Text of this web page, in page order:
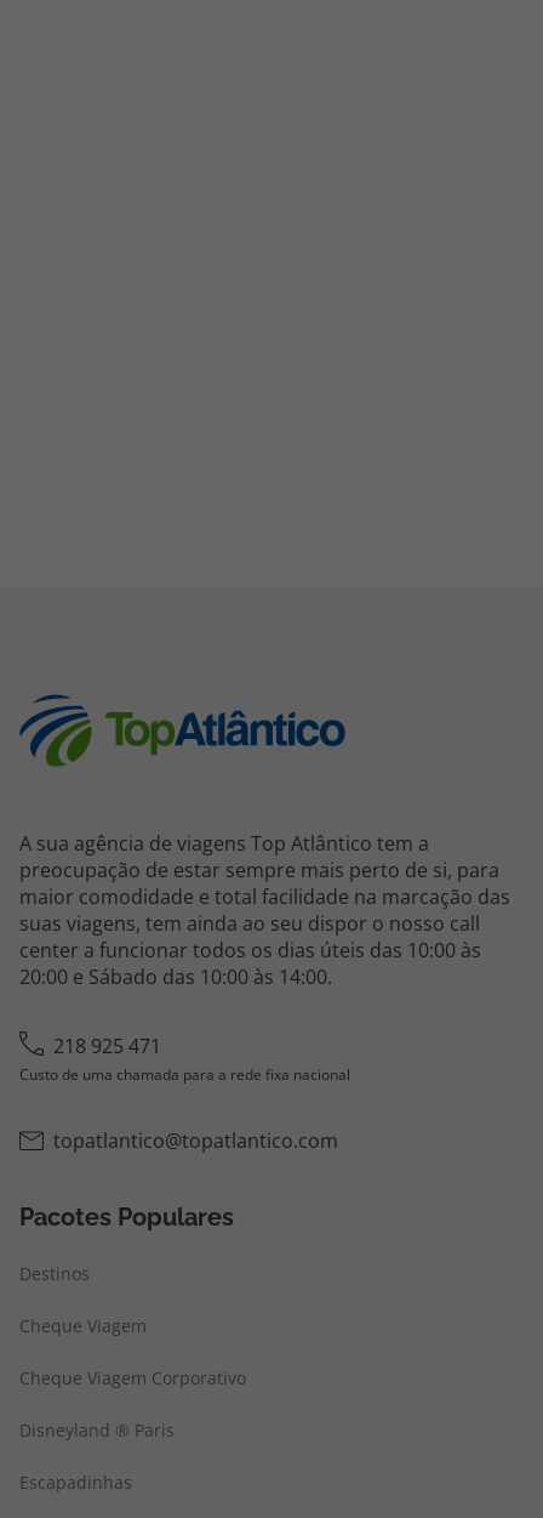
A sua agência de viagens Top Atlântico tem a
preocupação de estar sempre mais perto de si, para
maior comodidade e total facilidade na marcação das
suas viagens, tem ainda ao seu dispor o nosso call
center a funcionar todos os dias úteis das 10:00 às
20:00 e Sábado das 10:00 às 14:00.
218 925 471
Custo de uma chamada para a rede fixa nacional
topatlantico@topatlantico.com
Pacotes Populares
Destinos
Cheque Viagem
Cheque Viagem Corporativo
Disneyland ® Paris
Escapadinhas